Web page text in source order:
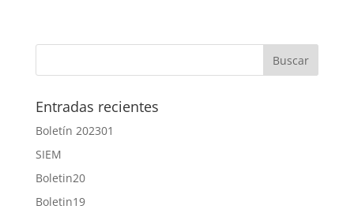
Entradas recientes
Boletín 202301
SIEM
Boletin20
Boletin19